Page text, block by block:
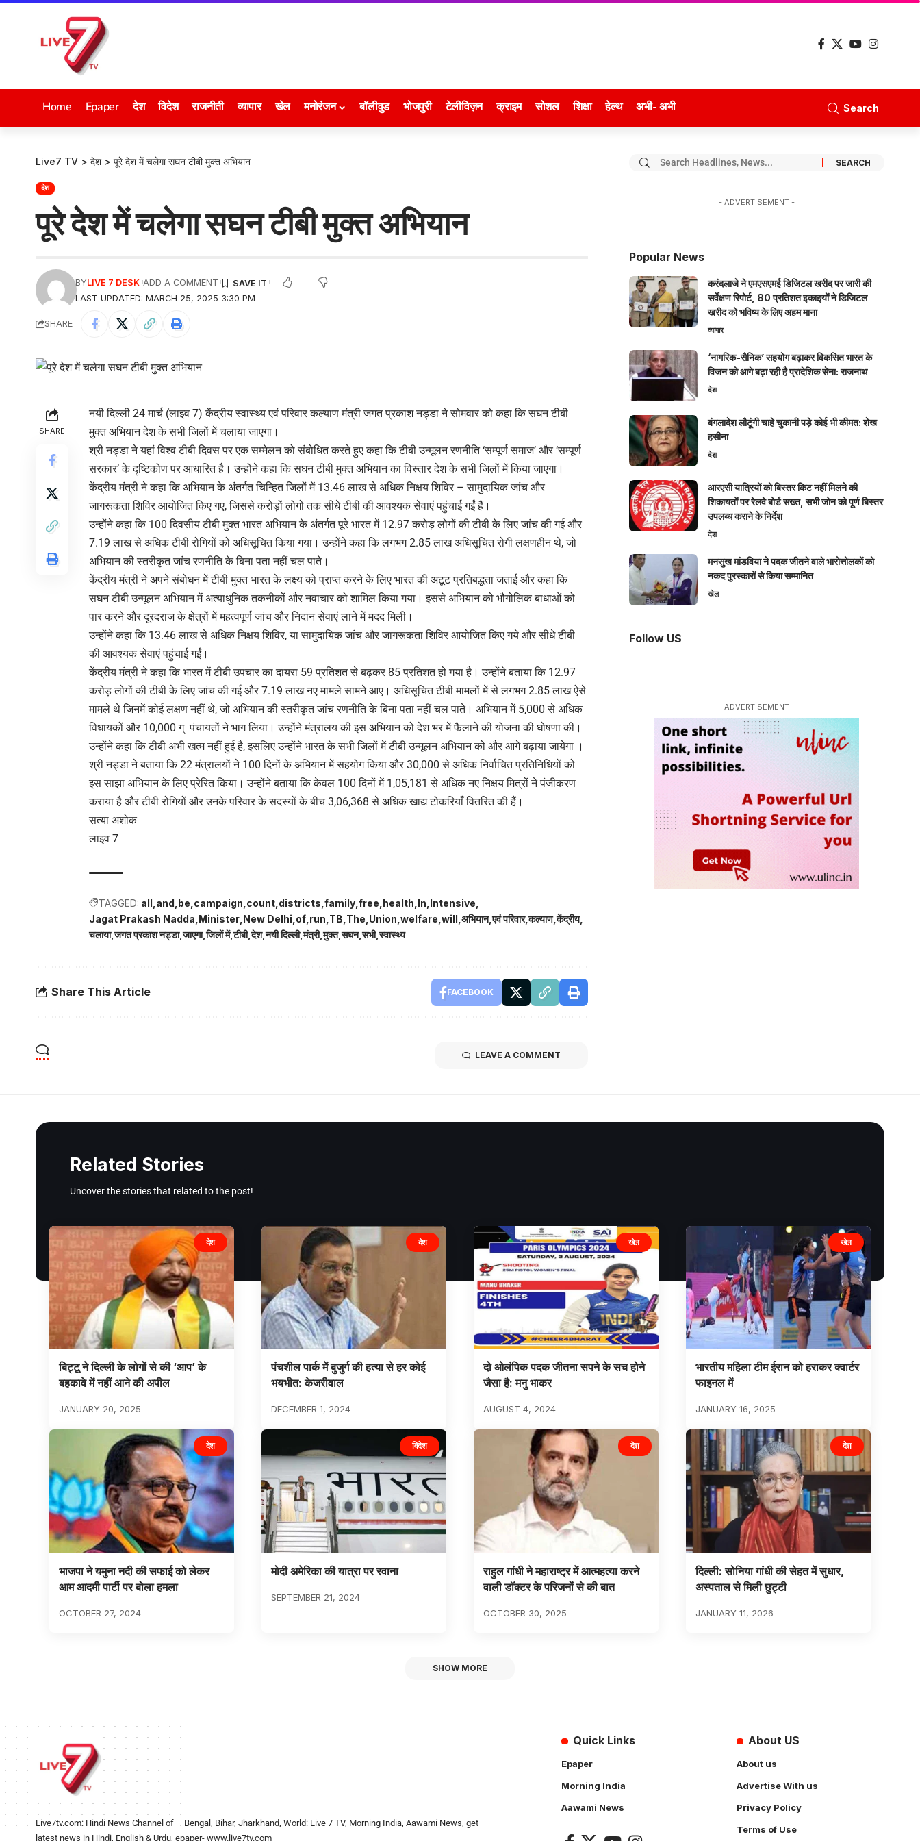
Home Epaper देश विदेश राजनीती व्यापार खेल मनोरंजन बॉलीवुड भोजपुरी टेलीविज़न क्राइम सोशल शिक्षा हेल्थ अभी- अभी Search
Live7 TV > देश > पूरे देश में चलेगा सघन टीबी मुक्त अभियान
देश
पूरे देश में चलेगा सघन टीबी मुक्त अभियान
LAST UPDATED: MARCH 25, 2025 3:30 PM
BYLIVE 7 DESK ADD A COMMENT
SHARE
SHARE
नयी दिल्ली 24 मार्च (लाइव 7) केंद्रीय स्वास्थ्य एवं परिवार कल्याण मंत्री जगत प्रकाश नड्डा ने सोमवार को कहा कि सघन टीबी
मुक्त अभियान देश के सभी जिलों में चलाया जाएगा।
श्री नड्डा ने यहां विश्व टीबी दिवस पर एक सम्मेलन को संबोधित करते हुए कहा कि टीबी उन्मूलन रणनीति ‘सम्पूर्ण समाज’ और ‘सम्पूर्ण
सरकार’ के दृष्टिकोण पर आधारित है‌। उन्होंने कहा कि सघन टीबी मुक्त अभियान का विस्तार देश के सभी जिलों में किया जाएगा।
केंद्रीय मंत्री ने कहा कि अभियान के अंतर्गत चिन्हित जिलों में 13.46 लाख से अधिक निक्षय शिविर – सामुदायिक जांच और
जागरूकता शिविर आयोजित किए गए, जिससे करोड़ों लोगों तक सीधे टीबी की आवश्यक सेवाएं पहुंचाई गईं हैं।
उन्होंने कहा कि 100 दिवसीय टीबी मुक्त भारत अभियान के अंतर्गत पूरे भारत में 12.97 करोड़ लोगों की टीबी के लिए जांच की गई और
7.19 लाख से अधिक टीबी रोगियों को अधिसूचित किया गया। उन्होंने कहा कि लगभग 2.85 लाख अधिसूचित रोगी लक्षणहीन थे, जो
अभियान की स्तरीकृत जांच रणनीति के बिना पता नहीं चल पाते।
केंद्रीय मंत्री ने अपने संबोधन में टीबी मुक्त भारत के लक्ष्य को प्राप्त करने के लिए भारत की अटूट प्रतिबद्धता जताई और कहा कि
सघन टीबी उन्मूलन अभियान में अत्याधुनिक तकनीकों और नवाचार को शामिल किया गया। इससे अभियान को भौगोलिक बाधाओं को
पार करने और दूरदराज के क्षेत्रों में महत्वपूर्ण जांच और निदान सेवाएं लाने में मदद मिली।
उन्होंने कहा कि 13.46 लाख से अधिक निक्षय शिविर, या सामुदायिक जांच और जागरूकता शिविर आयोजित किए गये और सीधे टीबी
की आवश्यक सेवाएं पहुंचाई गईं।
केंद्रीय मंत्री ने कहा कि भारत में टीबी उपचार का दायरा 59 प्रतिशत से बढ़कर 85 प्रतिशत हो गया है। उन्होंने बताया कि 12.97
करोड़ लोगों की टीबी के लिए जांच की गई और 7.19 लाख नए मामले सामने आए। अधिसूचित टीबी मामलों में से लगभग 2.85 लाख ऐसे
मामले थे जिनमें कोई लक्षण नहीं थे, जो अभियान की स्तरीकृत जांच रणनीति के बिना पता नहीं चल पाते। अभियान में 5,000 से अधिक
विधायकों और 10,000 ग् पंचायतों ने भाग लिया। उन्होंने मंत्रालय की इस अभियान को देश भर में फैलाने की योजना की घोषणा की।
उन्होंने कहा कि टीबी अभी खत्म नहीं हुई है, इसलिए उन्होंने भारत के सभी जिलों में टीबी उन्मूलन अभियान को और आगे बढ़ाया जायेगा ।
श्री नड्डा ने बताया कि 22 मंत्रालयों ने 100 दिनों के अभियान में सहयोग किया और 30,000 से अधिक निर्वाचित प्रतिनिधियों को
इस साझा अभियान के लिए प्रेरित किया। उन्होंने बताया कि केवल 100 दिनों में 1,05,181 से अधिक नए निक्षय मित्रों ने पंजीकरण
कराया है और टीबी रोगियों और उनके परिवार के सदस्यों के बीच 3,06,368 से अधिक खाद्य टोकरियाँ वितरित की हैं।
सत्या अशोक
लाइव 7
TAGGED: all and be campaign count districts family free health In Intensive
Jagat Prakash Nadda Minister New Delhi of run TB The Union welfare will अभियान एवं परिवार कल्याण केंद्रीय
चलाया जगत प्रकाश नड्डा जाएगा जिलों में टीबी देश नयी दिल्ली मंत्री मुक्त सघन सभी स्वास्थ्य
Share This Article FACEBOOK
LEAVE A COMMENT
- ADVERTISEMENT -
Popular News
करंदलाजे ने एमएसएमई डिजिटल खरीद पर जारी की
सर्वेक्षण रिपोर्ट, 80 प्रतिशत इकाइयों ने डिजिटल
खरीद को भविष्य के लिए अहम माना
व्यापार
‘नागरिक-सैनिक’ सहयोग बढ़ाकर विकसित भारत के
विजन को आगे बढ़ा रही है प्रादेशिक सेना: राजनाथ
देश
बंगलादेश लौटूंगी चाहे चुकानी पड़े कोई भी कीमत: शेख
हसीना
देश
आरएसी यात्रियों को बिस्तर किट नहीं मिलने की
शिकायतों पर रेलवे बोर्ड सख्त, सभी जोन को पूर्ण बिस्तर
उपलब्ध कराने के निर्देश
देश
मनसुख मांडविया ने पदक जीतने वाले भारोत्तोलकों को
नकद पुरस्कारों से किया सम्मानित
खेल
Follow US
- ADVERTISEMENT -
Related Stories
Uncover the stories that related to the post!
देश
बिट्टू ने दिल्ली के लोगों से की ‘आप’ के
बहकावे में नहीं आने की अपील
JANUARY 20, 2025
देश
पंचशील पार्क में बुजुर्ग की हत्या से हर कोई
भयभीत: केजरीवाल
DECEMBER 1, 2024
खेल
दो ओलंपिक पदक जीतना सपने के सच होने
जैसा है: मनु भाकर
AUGUST 4, 2024
खेल
भारतीय महिला टीम ईरान को हराकर क्वार्टर
फाइनल में
JANUARY 16, 2025
देश
भाजपा ने यमुना नदी की सफाई को लेकर
आम आदमी पार्टी पर बोला हमला
OCTOBER 27, 2024
विदेश
मोदी अमेरिका की यात्रा पर रवाना
SEPTEMBER 21, 2024
देश
राहुल गांधी ने महाराष्ट्र में आत्महत्या करने
वाली डॉक्टर के परिजनों से की बात
OCTOBER 30, 2025
देश
दिल्ली: सोनिया गांधी की सेहत में सुधार,
अस्पताल से मिली छुट्टी
JANUARY 11, 2026
SHOW MORE
Live7tv.com: Hindi News Channel of – Bengal, Bihar, Jharkhand, World: Live 7 TV, Morning India, Aawami News, get
latest news in Hindi, English & Urdu, epaper- www.live7tv.com
Quick Links
Epaper
Morning India
Aawami News
About US
About us
Advertise With us
Privacy Policy
Terms of Use